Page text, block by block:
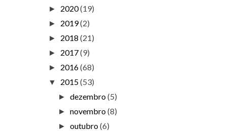
► 2020(19)
► 2019(2)
► 2018 (21)
► 2017(9)
► 2016(68)
▼ 2015(53)
►dezembro(5)
►novembro(8)
►outubro(6)